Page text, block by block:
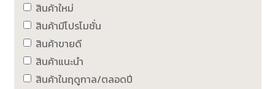
สินค้าใหม่
สินค้ามีโปรโมชั่น
สินค้าขายดี
สินค้าแนะนำ
สินค้าในฤดูกาล/ตลอดปี